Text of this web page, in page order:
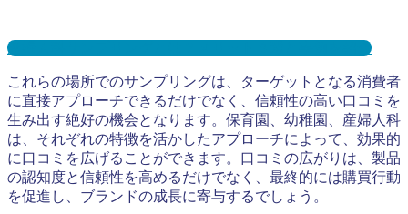
産婦人科サンプリングとは？メリット３選と事例を紹介
これらの場所でのサンプリングは、ターゲットとなる消費者
に直接アプローチできるだけでなく、信頼性の高い口コミを
生み出す絶好の機会となります。保育園、幼稚園、産婦人科
は、それぞれの特徴を活かしたアプローチによって、効果的
に口コミを広げることができます。口コミの広がりは、製品
の認知度と信頼性を高めるだけでなく、最終的には購買行動
を促進し、ブランドの成長に寄与するでしょう。